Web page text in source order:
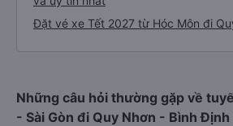
Đặt vé xe Tết 2027 từ Hóc Môn đi
Những câu hỏi thường gặp về
- Sài Gòn đi Quy Nhơn - Bình Định